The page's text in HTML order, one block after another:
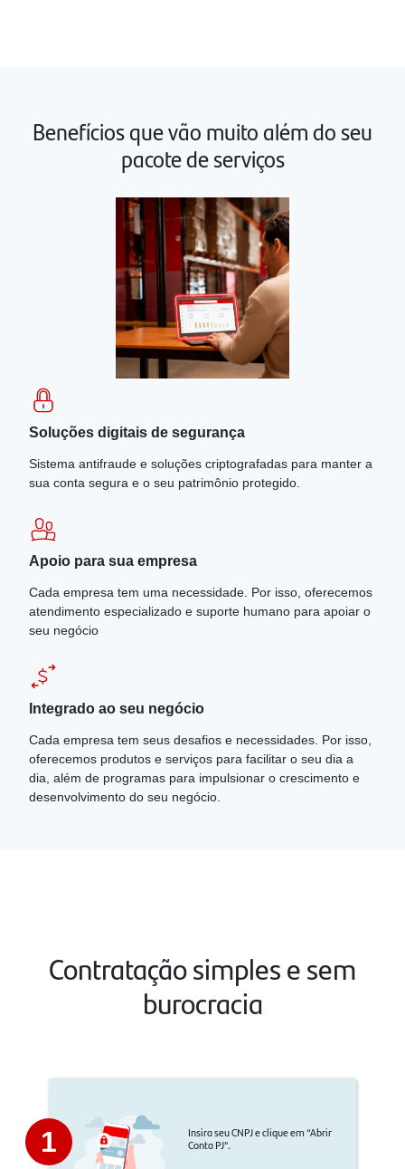
Benefícios que vão muito além do seu
pacote de serviços
Soluções digitais de segurança
Sistema antifraude e soluções criptografadas para manter a
sua conta segura e o seu patrimônio protegido.
Apoio para sua empresa
Cada empresa tem uma necessidade. Por isso, oferecemos
atendimento especializado e suporte humano para apoiar o
seu negócio
Integrado ao seu negócio
Cada empresa tem seus desafios e necessidades. Por isso,
oferecemos produtos e serviços para facilitar o seu dia a
dia, além de programas para impulsionar o crescimento e
desenvolvimento do seu negócio.
Contratação simples e sem
burocracia
1 Insira seu CNPJ e clique em “Abrir
Conta PJ”.